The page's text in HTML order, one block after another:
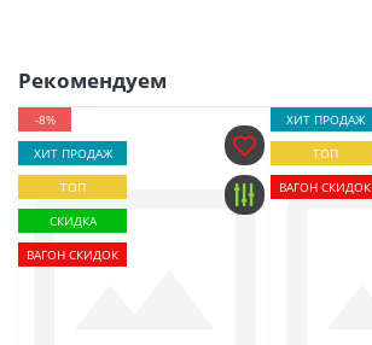
Рекомендуем
-8%
ХИТ ПРОДАЖ
ТОП
СКИДКА
ВАГОН СКИДОК
ХИТ ПРОДАЖ
ТОП
ВАГОН СКИДОК